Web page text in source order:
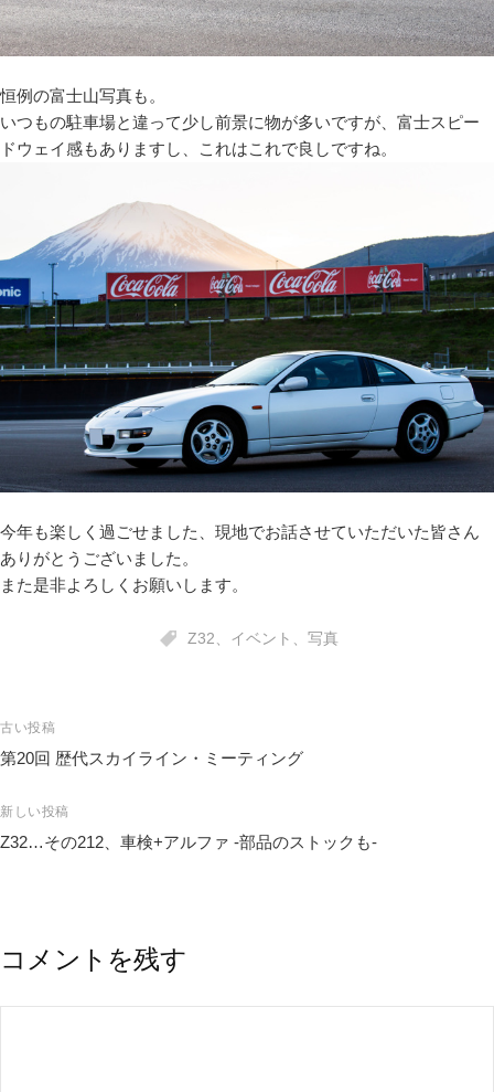
恒例の富士山写真も。
いつもの駐車場と違って少し前景に物が多いですが、富士スピー
ドウェイ感もありますし、これはこれで良しですね。
今年も楽しく過ごせました、現地でお話させていただいた皆さん
ありがとうございました。
また是非よろしくお願いします。
Z32 イベント 写真
投
稿
ゲ
ー
古い投稿
第20回 歴代スカイライン・ミーティング
新しい投稿
Z32…その212、車検+アルファ -部品のストックも-
コメントを残す